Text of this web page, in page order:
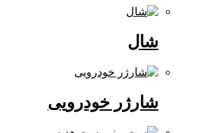
شارژر خودرویی